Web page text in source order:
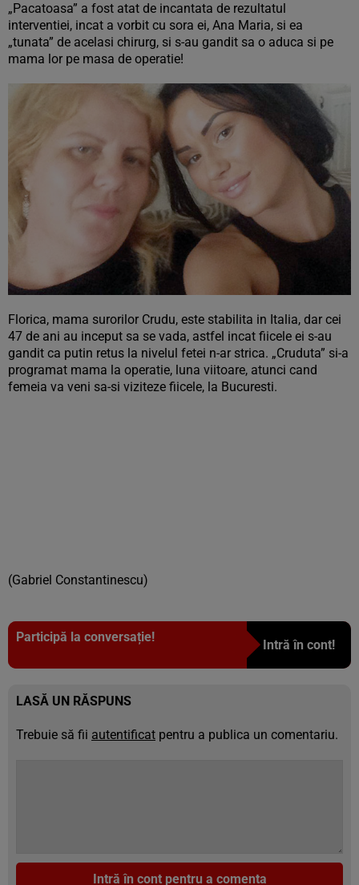
„Pacatoasa” a fost atat de incantata de rezultatul
interventiei, incat a vorbit cu sora ei, Ana Maria, si ea
„tunata” de acelasi chirurg, si s-au gandit sa o aduca si pe
mama lor pe masa de operatie!
Florica, mama surorilor Crudu, este stabilita in Italia, dar cei
47 de ani au inceput sa se vada, astfel incat fiicele ei s-au
gandit ca putin retus la nivelul fetei n-ar strica. „Cruduta” si-a
programat mama la operatie, luna viitoare, atunci cand
femeia va veni sa-si viziteze fiicele, la Bucuresti.
(Gabriel Constantinescu)
Participă la conversație!
Intră în cont!
LASĂ UN RĂSPUNS
Trebuie să fii autentificat pentru a publica un comentariu.
Intră în cont pentru a comenta